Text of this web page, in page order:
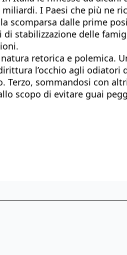
I Paesi che più ne
scomparsa dalle prime
stabilizzazione delle
retorica e polemica.
l’occhio agli odiatori
sommandosi con
scopo di evitare guai